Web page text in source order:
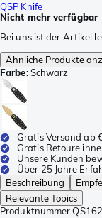
QSP Knife
Nicht mehr verfügbar
Bei uns ist der Artikel
Ähnliche Produkte
Farbe:Schwarz
Gratis Versand ab
Gratis Retoure
Unsere Kunden
Über 25 Jahre
Beschreibung
Relevante Topics
Produktnummer